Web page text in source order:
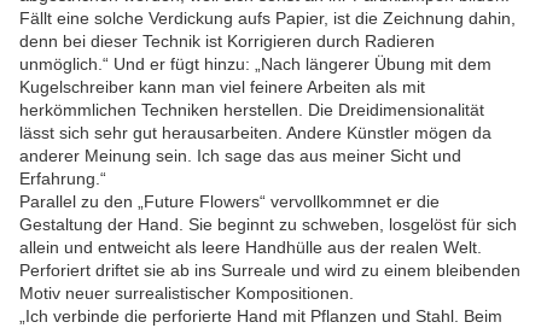
Fällt eine solche Verdickung aufs Papier, ist die Zeichnung dahin,
denn bei dieser Technik ist Korrigieren durch Radieren
unmöglich.“ Und er fügt hinzu: „Nach längerer Übung mit dem
Kugelschreiber kann man viel feinere Arbeiten als mit
herkömmlichen Techniken herstellen. Die Dreidimensionalität
lässt sich sehr gut herausarbeiten. Andere Künstler mögen da
anderer Meinung sein. Ich sage das aus meiner Sicht und
Erfahrung.“
Parallel zu den „Future Flowers“ vervollkommnet er die
Gestaltung der Hand. Sie beginnt zu schweben, losgelöst für sich
allein und entweicht als leere Handhülle aus der realen Welt.
Perforiert driftet sie ab ins Surreale und wird zu einem bleibenden
Motiv neuer surrealistischer Kompositionen.
„Ich verbinde die perforierte Hand mit Pflanzen und Stahl. Beim